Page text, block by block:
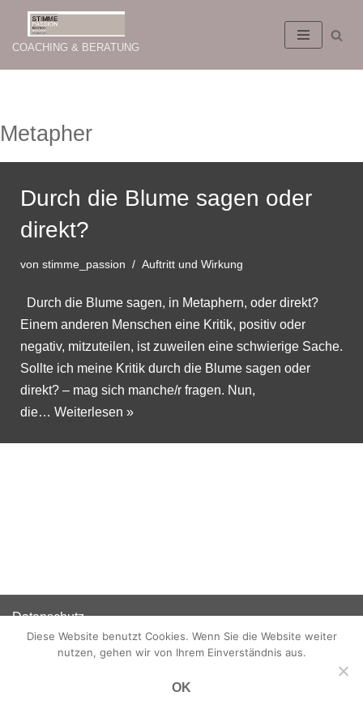
Zum
Inhalt
COACHING & BERATUNG
Metapher
Durch die Blume sagen oder
direkt?
von stimme_passion Auftritt und Wirkung
Durch die Blume sagen, in Metaphern, oder direkt?
Einem anderen Menschen eine Kritik, positiv oder
negativ, mitzuteilen, ist zuweilen eine schwierige Sache.
Sollte ich meine Kritik durch die Blume sagen oder
direkt? – mag sich manche/r fragen. Nun,
die… Weiterlesen »
Datenschutz
Disclaimer
Diese Website benutzt Cookies. Wenn Sie die Website weiter
nutzen, gehen wir von Ihrem Einverständnis aus.
OK